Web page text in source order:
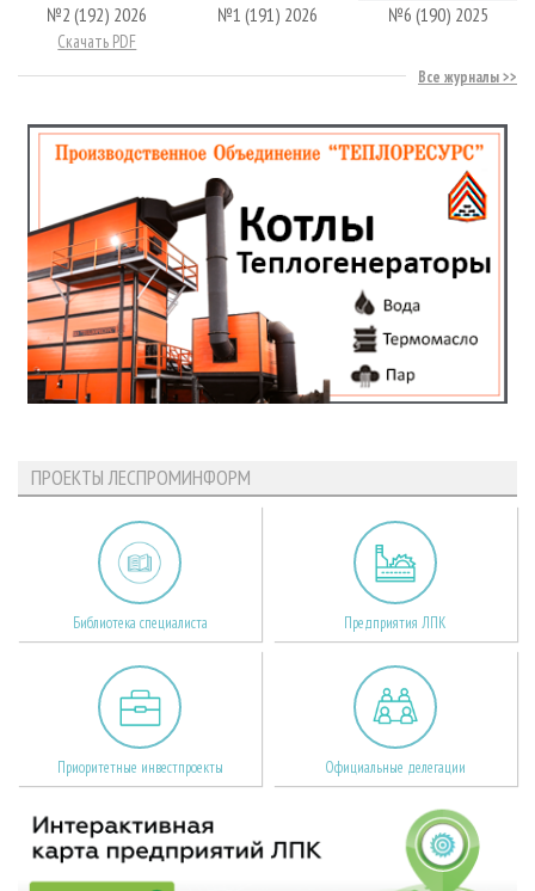
№2 (192) 2026
Скачать PDF
№1 (191) 2026 №6 (190) 2025
Все журналы
ПРОЕКТЫ ЛЕСПРОМИНФОРМ
Библиотека специалиста Предприятия ЛПК
Приоритетные инвестпроекты Официальные делегации